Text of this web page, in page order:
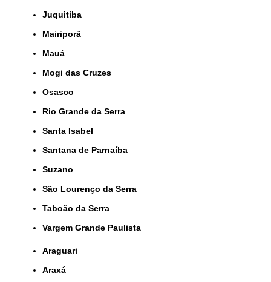
Juquitiba
Mairiporã
Mauá
Mogi das Cruzes
Osasco
Rio Grande da Serra
Santa Isabel
Santana de Parnaíba
Suzano
São Lourenço da Serra
Taboão da Serra
Vargem Grande Paulista
Araguari
Araxá